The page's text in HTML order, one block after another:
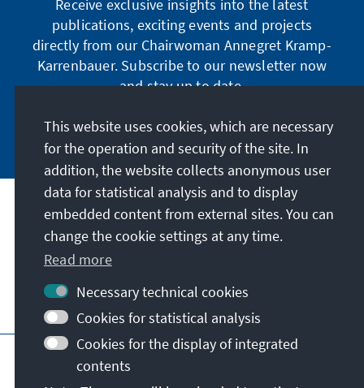
Receive exclusive insights into the latest
publications, exciting events and projects
directly from our Chairwoman Annegret Kramp-
Karrenbauer. Subscribe to our newsletter now
and stay up to date.
Subscribe now
Our mission
Contact
Further offers of the foundation
Imprint Data protection
Terms of use
Declaration on accessibility
This website uses cookies, which are necessary
for the operation and security of the site. In
addition, the website collects anonymous user
data for statistical analysis and to display
embedded content from external sites. You can
change the cookie settings at any time.
Read more
Necessary technical cookies
Cookies for statistical analysis
Cookies for the display of integrated
contents